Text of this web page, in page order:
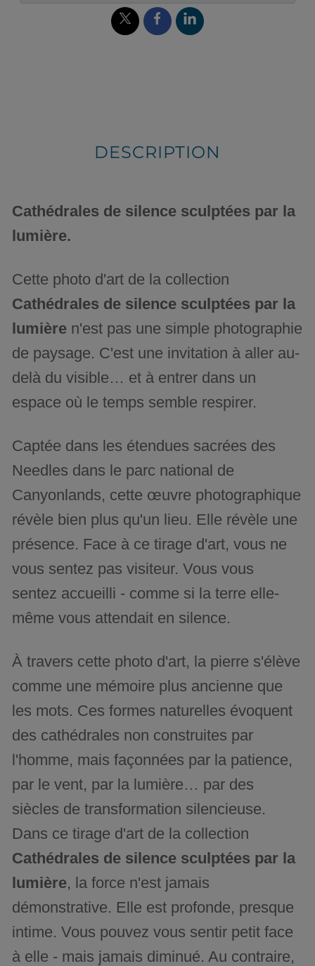
DESCRIPTION
Cathédrales de silence sculptées par la
lumière.
Cette photo d'art de la collection
Cathédrales de silence sculptées par la
lumière n'est pas une simple photographie
de paysage. C'est une invitation à aller au-
delà du visible… et à entrer dans un
espace où le temps semble respirer.
Captée dans les étendues sacrées des
Needles dans le parc national de
Canyonlands, cette œuvre photographique
révèle bien plus qu'un lieu. Elle révèle une
présence. Face à ce tirage d'art, vous ne
vous sentez pas visiteur. Vous vous
sentez accueilli - comme si la terre elle-
même vous attendait en silence.
À travers cette photo d'art, la pierre s'élève
comme une mémoire plus ancienne que
les mots. Ces formes naturelles évoquent
des cathédrales non construites par
l'homme, mais façonnées par la patience,
par le vent, par la lumière… par des
siècles de transformation silencieuse.
Dans ce tirage d'art de la collection
Cathédrales de silence sculptées par la
lumière, la force n'est jamais
démonstrative. Elle est profonde, presque
intime. Vous pouvez vous sentir petit face
à elle - mais jamais diminué. Au contraire,